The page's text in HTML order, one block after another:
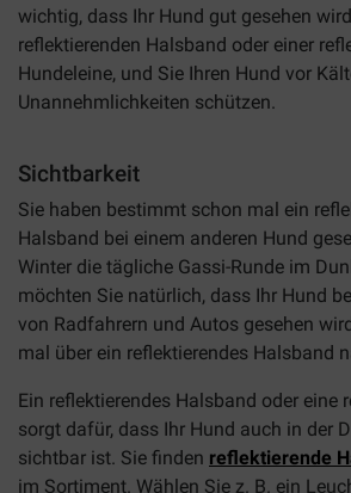
wichtig, dass Ihr Hund gut gesehen
reflektierenden Halsband oder einer
Hundeleine, und Sie Ihren Hund vor
Unannehmlichkeiten schützen.
Sichtbarkeit
Sie haben bestimmt schon mal ein
Halsband bei einem anderen Hund
Winter die tägliche Gassi-Runde im
möchten Sie natürlich, dass Ihr Hund
von Radfahrern und Autos gesehen
mal über ein reflektierendes Halsband
Ein reflektierendes Halsband oder eine
sorgt dafür, dass Ihr Hund auch in der
sichtbar ist. Sie finden reflektierende
im Sortiment. Wählen Sie z. B. ein